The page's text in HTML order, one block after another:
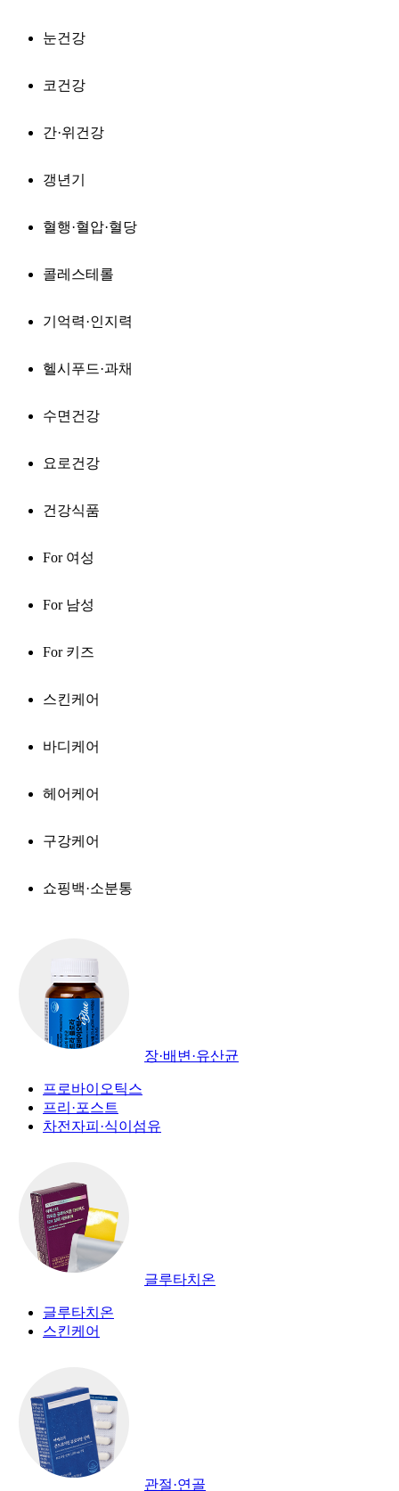
눈건강
코건강
간·위건강
갱년기
혈행·혈압·혈당
콜레스테롤
기억력·인지력
헬시푸드·과채
수면건강
요로건강
건강식품
For 여성
For 남성
For 키즈
스킨케어
바디케어
헤어케어
구강케어
쇼핑백·소분통
장·배변·유산균
프로바이오틱스
프리·포스트
차전자피·식이섬유
글루타치온
글루타치온
스킨케어
관절·연골